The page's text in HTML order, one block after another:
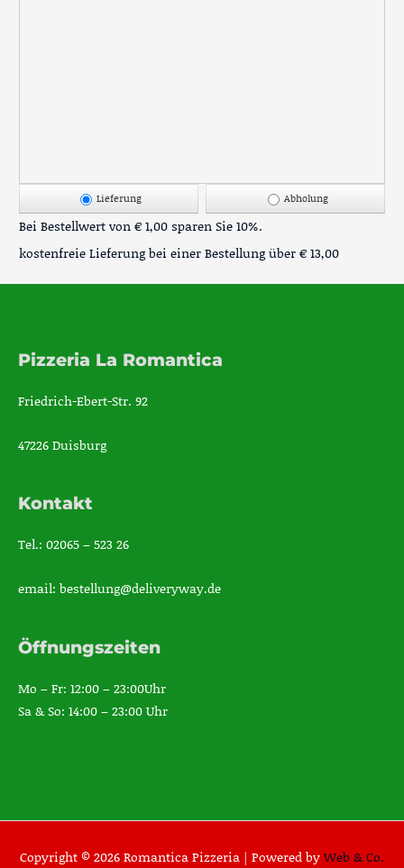
Lieferung Abholung
Bei Bestellwert von € 1,00 sparen Sie 10%.
kostenfreie Lieferung bei einer Bestellung über€ 13,00
Pizzeria La Romantica
Friedrich-Ebert-Str. 92
47226 Duisburg
Kontakt
Tel.: 02065 – 523 26
email: bestellung@deliveryway.de
Öffnungszeiten
Mo – Fr: 12:00 – 23:00Uhr
Sa & So: 14:00 – 23:00 Uhr
Copyright © 2026 Romantica Pizzeria | Powered byWeb & Co.